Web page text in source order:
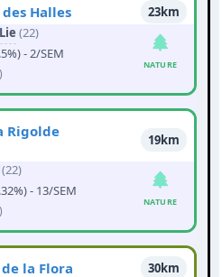
Halles
23km
(22)
- 2/SEM
NATURE
Rigolde
19km
(22)
- 13/SEM
NATURE
la Flora 30km